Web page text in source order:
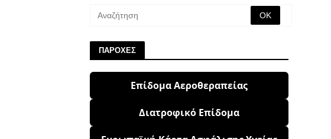
ΠΑΡΟΧΕΣ
Επίδομα Αεροθεραπείας
Διατροφικό Επίδομα